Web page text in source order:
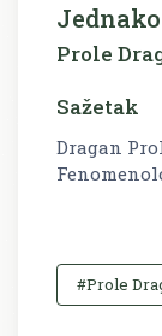
Prole
Sažetak
Dragan
#Prole